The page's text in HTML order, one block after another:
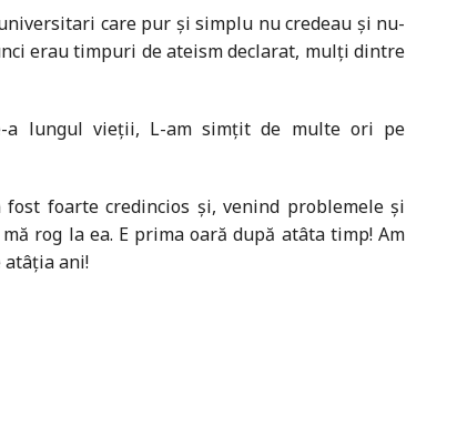
care pur și simplu nu cre­deau și nu-
erau timpuri de ateism declarat, mulţi dintre
a lungul vieţii, L-am simţit de multe ori pe
foarte credincios şi, venind problemele şi
rog la ea. E prima oară după atâta timp! Am
atâţia ani!